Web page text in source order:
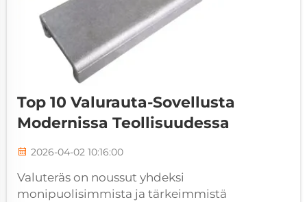
Top 10 Valurauta-Sovellusta
Modernissa Teollisuudessa
2026-04-02 10:16:00
Valuteräs on noussut yhdeksi
monipuolisimmista ja tärkeimmistä